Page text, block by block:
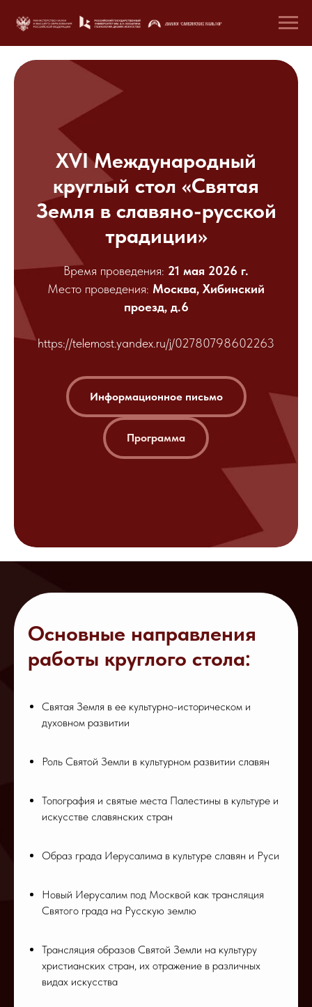
XVIМеждународный
круглый стол «Святая
Земля в славяно-русской
традиции»
Время проведения: 21 мая 2026 г.
Место проведения: Москва, Хибинский
проезд, д.6
https://telemost.yandex.ru/j/02780798602263
Информационное письмо
Программа
Основные направления
работы кру глого стола:
Святая Земля в ее культурно-историческом и
духовном развитии
Роль Святой Земли в культурном развитии славян
Топография и святые места Палестины в культуре и
искусстве славянских стран
Образ града Иерусалима в культуре славян и Руси
Новый Иерусалим под Москвой как трансляция
Святого града на Русскую землю
Трансляция образов Святой Земли на культуру
христианских стран, их отражение в различных
видах искусства